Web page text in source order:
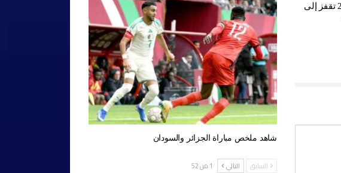
تذاكر نهائي مونديال 2026 تقفز إلى
شاهد ملخص مباراة الجزائر والسودان
السابق التالي 1 من 52